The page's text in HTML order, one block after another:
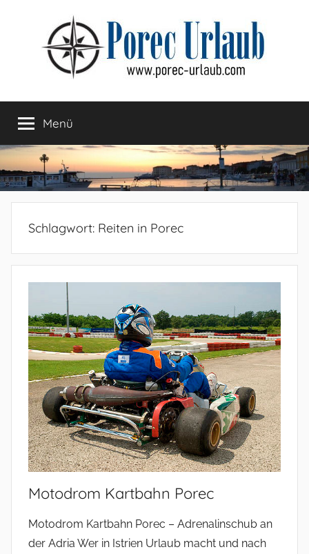
springen
Menü
Schlagwort: Reiten in Porec
Motodrom Kartbahn Porec
Motodrom Kartbahn Porec – Adrenalinschub an
der Adria Wer in Istrien Urlaub macht und nach